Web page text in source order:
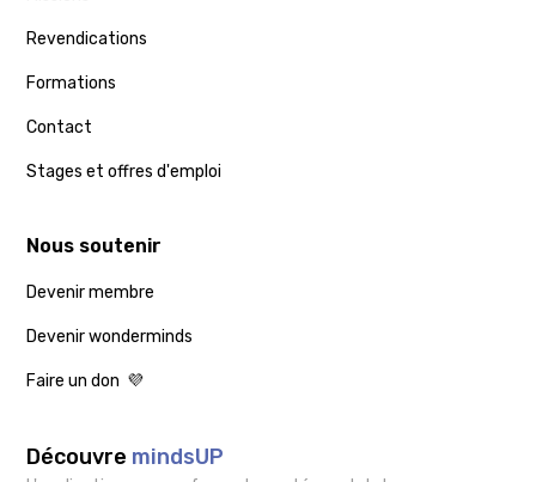
Revendications
Formations
Contact
Stages et offres d'emploi
Nous soutenir
Devenir membre
Devenir wonderminds
Faire un don 💜
Découvre mindsUP